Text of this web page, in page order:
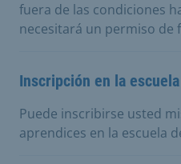
fuera de las condiciones
necesitará un permiso de
Inscripción en la
Puede inscribirse usted
aprendices en la escuela